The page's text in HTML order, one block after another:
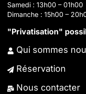
Samedi : 13h00 – 01h00
Dimanche : 15h00 –
"Privatisation"
Qui sommes
Réservation
Nous contacter